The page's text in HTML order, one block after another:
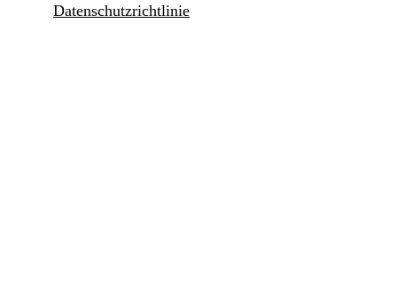
Datenschutzrichtlinie